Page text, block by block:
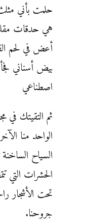
حلمت بأني
هي حدقات
أعض في لحم
بيض أسناني
اصطناعي
ثم التقيتك في
الواحد منا
السياح
الحشرات التي
تحت الأشجار
جروحنا.